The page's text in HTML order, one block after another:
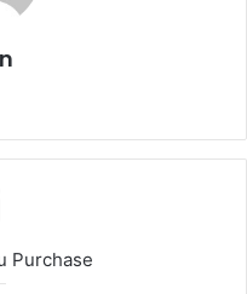
Purchase